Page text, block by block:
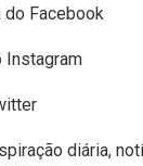
do Facebook
Instagram
diária,